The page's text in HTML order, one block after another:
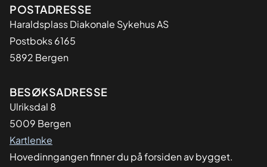
Adresse
POSTADRESSE
Haraldsplass Diakonale Sykehus AS
Postboks 6165
5892 Bergen
BESØKSADRESSE
Ulriksdal 8
5009 Bergen
Kartlenke
Hovedinngangen finner du på forsiden av bygget.